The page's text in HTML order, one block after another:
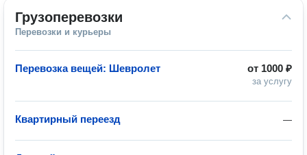
Грузоперевозки
Перевозки и курьеры
от 1000 ₽
за услугу
Перевозка вещей: Шевролет
—
Квартирный переезд